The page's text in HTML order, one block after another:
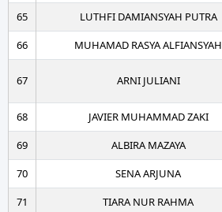
65
LUTHFI DAMIANSYAH PUTRA
66
MUHAMAD RASYA ALFIANSYAH
67 ARNI JULIANI
68
JAVIER MUHAMMAD ZAKI
69
ALBIRA MAZAYA
70
SENA ARJUNA
71
TIARA NUR RAHMA